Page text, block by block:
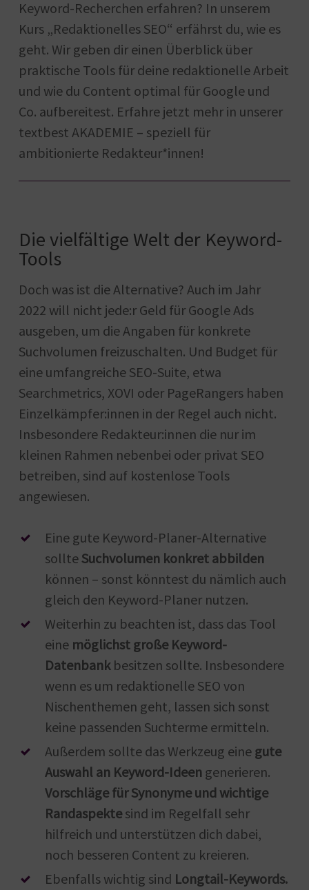
Keyword-Recherchen erfahren? In unserem
Kurs „Redaktionelles SEO“ erfährst du, wie es
geht. Wir geben dir einen Überblick über
praktische Tools für deine redaktionelle Arbeit
und wie du Content optimal für Google und
Co. aufbereitest. Erfahre jetzt mehr in unserer
textbest AKADEMIE – speziell für
ambitionierte Redakteur*innen!
Die vielfältige Welt der Keyword-
Tools
Doch was ist die Alternative? Auch im Jahr
2022 will nicht jede:r Geld für Google Ads
ausgeben, um die Angaben für konkrete
Suchvolumen freizuschalten. Und Budget für
eine umfangreiche SEO-Suite, etwa
Searchmetrics, XOVI oder PageRangers haben
Einzelkämpfer:innen in der Regel auch nicht.
Insbesondere Redakteur:innen die nur im
kleinen Rahmen nebenbei oder privat SEO
betreiben, sind auf kostenlose Tools
angewiesen.
Eine gute Keyword-Planer-Alternative
sollte Suchvolumen konkret abbilden
können – sonst könntest du nämlich auch
gleich den Keyword-Planer nutzen.
Weiterhin zu beachten ist, dass das Tool
eine möglichst große Keyword-
Datenbankbesitzen sollte. Insbesondere
wenn es um redaktionelle SEO von
Nischenthemen geht, lassen sich sonst
keine passenden Suchterme ermitteln.
Außerdem sollte das Werkzeug einegute
Auswahl an Keyword-Ideengenerieren.
Vorschläge für Synonyme und wichtige
Randaspektesind im Regelfall sehr
hilfreich und unterstützen dich dabei,
noch besseren Content zu kreieren.
Ebenfalls wichtig sind Longtail-Keywords.